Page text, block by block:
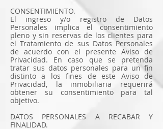
CONSENTIMIENTO.
El ingreso y/o registro de Datos
Personales implica el consentimiento
pleno y sin reservas de los clientes para
el Tratamiento de sus Datos Personales
de acuerdo con el presente Aviso de
Privacidad. En caso que se pretenda
tratar sus datos personales para un fin
distinto a los fines de este Aviso de
Privacidad, la inmobiliaria requerirá
obtener su consentimiento para tal
objetivo.
DATOS PERSONALES A RECABAR Y
FINALIDAD.